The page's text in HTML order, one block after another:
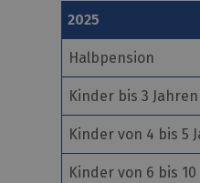
2025
Halbpension
Kinder bis 3
Kinder von 4 bis 5
Kinder von 6 bis